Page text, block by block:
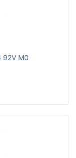
92V M0